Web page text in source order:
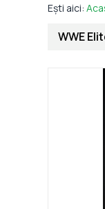
Ești aici:
WWE